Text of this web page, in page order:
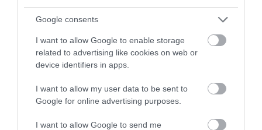
Google consents
I want to allow Google to enable storage
related to advertising like cookies on web or
device identifiers in apps.
I want to allow my user data to be sent to
Google for online advertising purposes.
I want to allow Google to send me